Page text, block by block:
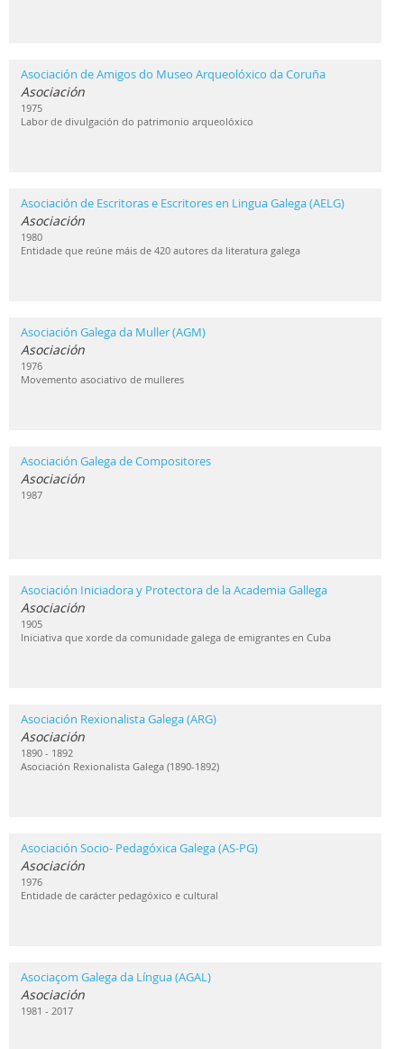
Asociación de Amigos do Museo Arqueolóxico da Coruña
Asociación
1975
Labor de divulgación do patrimonio arqueolóxico
Asociación de Escritoras e Escritores en Lingua Galega (AELG)
Asociación
1980
Entidade que reúne máis de 420 autores da literatura galega
Asociación Galega da Muller (AGM)
Asociación
1976
Movemento asociativo de mulleres
Asociación Galega de Compositores
Asociación
1987
Asociación Iniciadora y Protectora de la Academia Gallega
Asociación
1905
Iniciativa que xorde da comunidade galega de emigrantes en Cuba
Asociación Rexionalista Galega (ARG)
Asociación
1890 - 1892
Asociación Rexionalista Galega (1890-1892)
Asociación Socio- Pedagóxica Galega (AS-PG)
Asociación
1976
Entidade de carácter pedagóxico e cultural
Asociaçom Galega da Língua (AGAL)
Asociación
1981 - 2017